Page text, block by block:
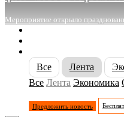
Мероприятие открыло
Все
Лента
Все Лента Экономика
Предложить новость